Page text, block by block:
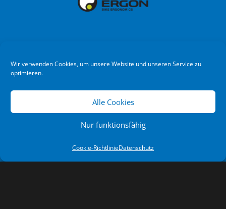
Wir verwenden Cookies, um unsere Website und unseren Service zu
optimieren.
Alle Cookies
Nur funktionsfähig
Cookie-RichtlinieDatenschutz